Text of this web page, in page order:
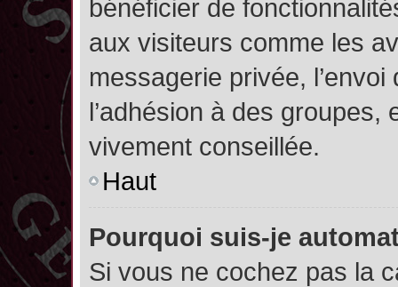
bénéficier de
aux visiteurs comme les
messagerie privée,
l’adhésion à des groupes,
vivement conseillée.
Haut
Pourquoi suis-je
Si vous ne cochez pas la